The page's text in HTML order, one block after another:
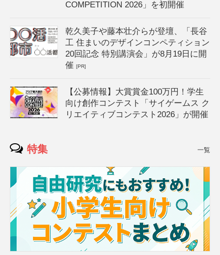
COMPETITION 2026」を初開催
乾久美子や藤本壮介らが登壇、「長谷
工 住まいのデザインコンペティション
20回記念 特別講演会」が8月19日に開
催[PR]
【公募情報】大賞賞金100万円！学生
向け創作コンテスト「サイゲームス ク
リエイティブコンテスト2026」が開催
特集 一覧